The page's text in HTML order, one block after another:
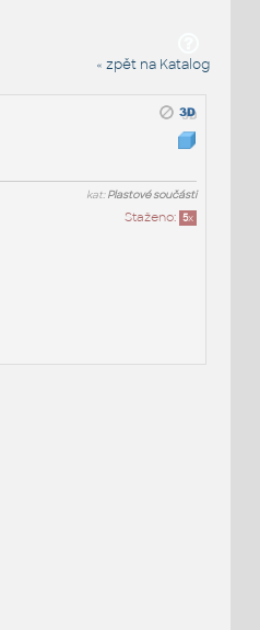
« zpět na Katalog
kat:Plastové součásti
Staženo: 5x